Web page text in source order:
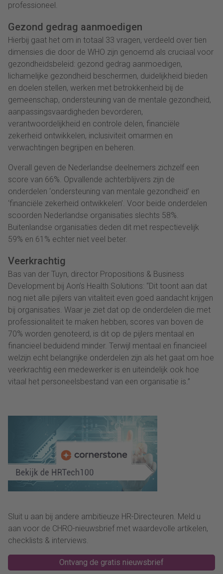
professioneel.
Gezond gedrag aanmoedigen
Hierbij gaat het om in totaal 33 vragen, verdeeld over tien
dimensies die door de WHO zijn genoemd als cruciaal voor
gezondheidsbeleid: gezond gedrag aanmoedigen,
lichamelijke gezondheid beschermen, duidelijkheid bieden
en doelen stellen, werken met betrokkenheid bij de
gemeenschap, ondersteuning van de mentale gezondheid,
aanpassingsvaardigheden bevorderen,
verantwoordelijkheid en controle delen, financiële
zekerheid ontwikkelen, inclusiviteit omarmen en
verwachtingen begrijpen en beheren.
Overall geven de Nederlandse deelnemers zichzelf een
score van 66%. Opvallende achterblijvers zijn de
onderdelen ‘ondersteuning van mentale gezondheid’ en
‘financiële zekerheid ontwikkelen’. Voor beide onderdelen
scoorden Nederlandse organisaties slechts 58%.
Buitenlandse organisaties deden dit met respectievelijk
59% en 61% echter niet veel beter.
Veerkrachtig
Bas van der Tuyn, director Propositions & Business
Development bij Aon’s Health Solutions: “Dit toont aan dat
nog niet alle pijlers van vitaliteit even goed aandacht krijgen
bij organisaties. Waar je ziet dat op de onderdelen die met
professionaliteit te maken hebben, scores van boven de
70% worden genoteerd, is dit op de pijlers mentaal en
financieel beduidend minder. Terwijl mentaal en financieel
welzijn echt belangrijke onderdelen zijn als het gaat om hoe
veerkrachtig een medewerker is en uiteindelijk ook hoe
vitaal het personeelsbestand van een organisatie is.”
Sluit u aan bij andere ambitieuze HR-Directeuren. Meld u
aan voor de CHRO-nieuwsbrief met waardevolle artikelen,
checklists & interviews.
Ontvang de gratis nieuwsbrief